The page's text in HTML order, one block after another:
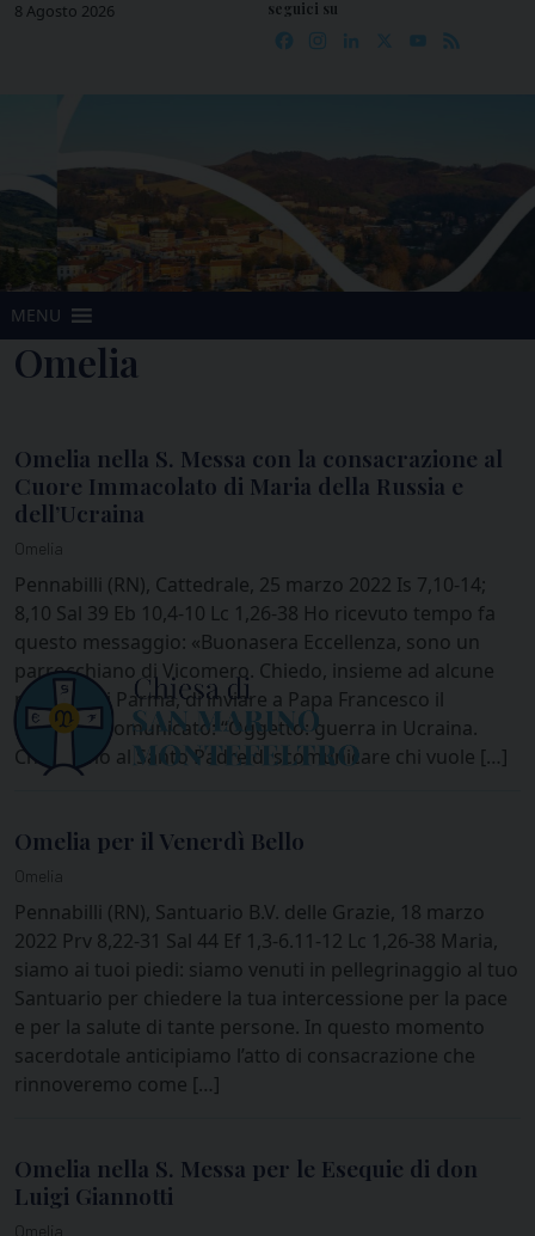
Skip8 Agosto 2026 seguici su
Facebook
Instagram
LinkedIn YouTube
MENU
Omelia
Omelia nella S. Messa con la consacrazione al
Cuore Immacolato di Maria della Russia e
dell’Ucraina
Omelia
Pennabilli (RN), Cattedrale, 25 marzo 2022 Is 7,10-14;
8,10 Sal 39 Eb 10,4-10 Lc 1,26-38 Ho ricevuto tempo fa
questo messaggio: «Buonasera Eccellenza, sono un
parrocchiano di Vicomero. Chiedo, insieme ad alcune
persone di Parma, di inviare a Papa Francesco il
seguente comunicato: “Oggetto: guerra in Ucraina.
Chiediamo al Santo Padre di scomunicare chi vuole […]
Omelia per il Venerdì Bello
Omelia
Pennabilli (RN), Santuario B.V. delle Grazie, 18 marzo
2022 Prv 8,22-31 Sal 44 Ef 1,3-6.11-12 Lc 1,26-38 Maria,
siamo ai tuoi piedi: siamo venuti in pellegrinaggio al tuo
Santuario per chiedere la tua intercessione per la pace
e per la salute di tante persone. In questo momento
sacerdotale anticipiamo l’atto di consacrazione che
rinnoveremo come […]
Omelia nella S. Messa per le Esequie di don
Luigi Giannotti
Omelia